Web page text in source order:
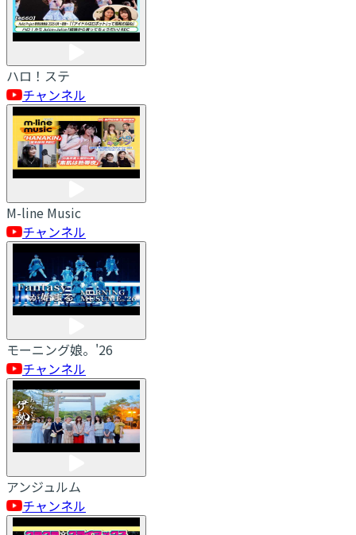
ハロ！ステ
チャンネル
M-line Music
チャンネル
モーニング娘。'26
チャンネル
アンジュルム
チャンネル